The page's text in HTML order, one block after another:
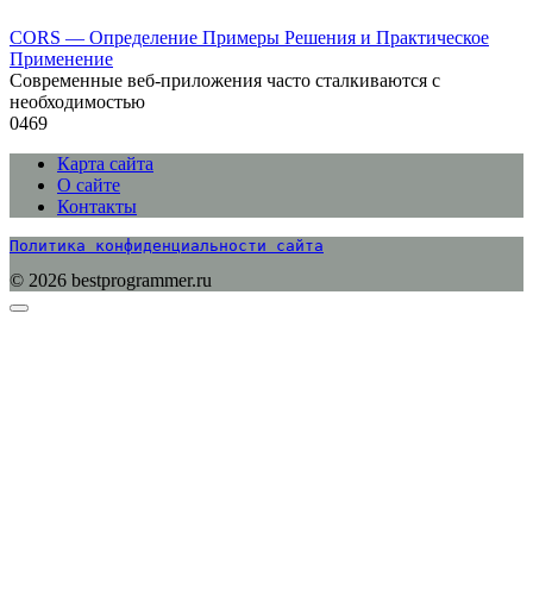
CORS — Определение Примеры Решения и Практическое
Применение
Современные веб-приложения часто сталкиваются с
необходимостью
0469
Карта сайта
О сайте
Контакты
Политика конфиденциальности сайта
© 2026 bestprogrammer.ru